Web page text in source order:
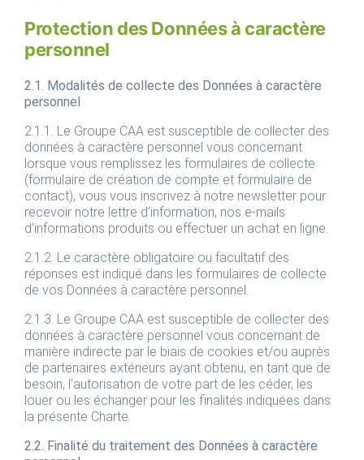
Protection des Données à caractère
personnel
2.1. Modalités de collecte des Données à caractère
personnel
2.1.1. Le Groupe CAA est susceptible de collecter des
données à caractère personnel vous concernant
lorsque vous remplissez les formulaires de collecte
(formulaire de création de compte et formulaire de
contact), vous vous inscrivez à notre newsletter pour
recevoir notre lettre d’information, nos e-mails
d’informations produits ou effectuer un achat en ligne.
2.1.2. Le caractère obligatoire ou facultatif des
réponses est indiqué dans les formulaires de collecte
de vos Données à caractère personnel.
2.1.3. Le Groupe CAA est susceptible de collecter des
données à caractère personnel vous concernant de
manière indirecte par le biais de cookies et/ou auprès
de partenaires extérieurs ayant obtenu, en tant que de
besoin, l’autorisation de votre part de les céder, les
louer ou les échanger pour les finalités indiquées dans
la présente Charte.
2.2. Finalité du traitement des Données à caractère